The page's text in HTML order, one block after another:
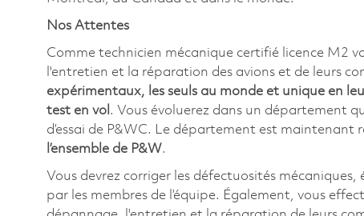
Nos Attentes
Comme technicien mécanique certifié licence M2
l'entretien et la réparation des avions et de leurs
expérimentaux, les seuls au monde et unique en
test en vol . Vous évoluerez dans un département
d’essai de P&WC. Le département est maintenant
l’ensemble de P&W.
Vous devrez corriger les défectuosités
par les membres de l’équipe. Également, vous